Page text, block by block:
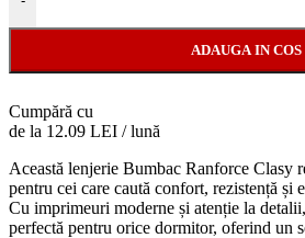
ADAUGA IN COS
Cumpără cu
de la 12.09 LEI / lună
Această lenjerie Bumbac Ranforce Clasy
pentru cei care caută confort, rezistență și
Cu imprimeuri moderne și atenție la
perfectă pentru orice dormitor, oferind un